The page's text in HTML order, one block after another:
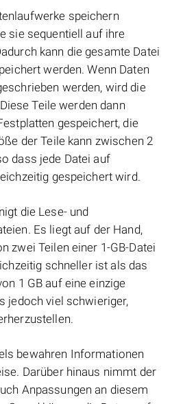
speichern
sie sequentiell auf ihre
kann die gesamte Datei
werden. Wenn Daten
werden, wird die
Teile werden dann
gespeichert, die
der Teile kann zwischen 2
dass jede Datei auf
gespeichert wird.
die Lese- und
Es liegt auf der Hand,
zwei Teilen einer 1-GB-Datei
schneller ist als das
1 GB auf eine einzige
jedoch viel schwieriger,
bewahren Informationen
Darüber hinaus nimmt der
Anpassungen an diesem